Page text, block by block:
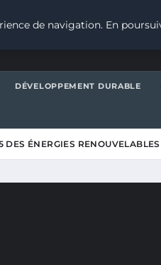
DÉVELOPPEMENT DURABLE
DES ÉNERGIES
de navigation. En